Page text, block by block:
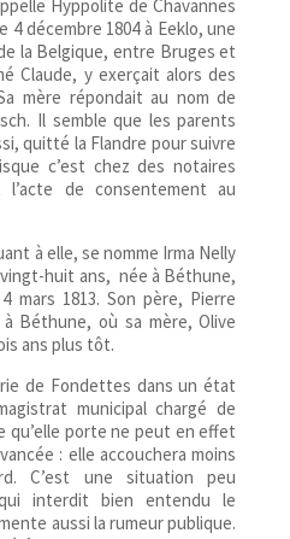
Hyppolite de Chavannes
4 décembre 1804 à Eeklo, une
la Belgique, entre Bruges et
Claude, y exerçait alors des
mère répondait au nom de
Il semble que les parents
quitté la Flandre pour suivre
c’est chez des notaires
l’acte de consentement au
à elle, se nomme Irma Nelly
huit ans, née à Béthune,
mars 1813. Son père, Pierre
Béthune, où sa mère, Olive
ans plus tôt.
de Fondettes dans un état
municipal chargé de
qu’elle porte ne peut en effet
: elle accouchera moins
C’est une situation peu
interdit bien entendu le
aussi la rumeur publique.